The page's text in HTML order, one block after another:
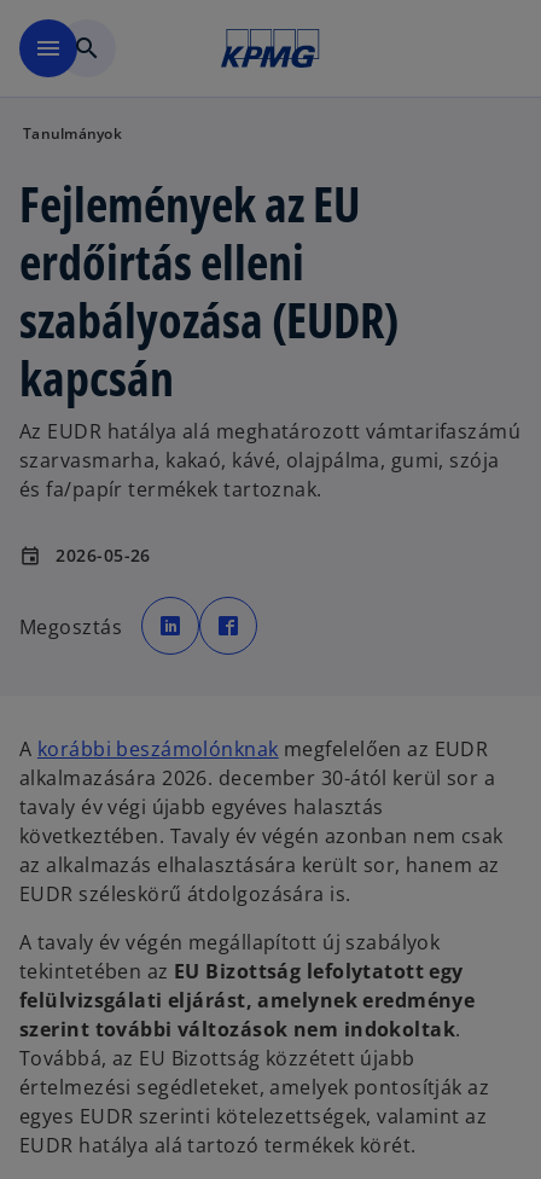
menu search
Tanulmányok
Fejlemények az EU
erdőirtás elleni
szabályozása (EUDR)
kapcsán
Az EUDR hatálya alá meghatározott vámtarifaszámú
szarvasmarha, kakaó, kávé, olajpálma, gumi, szója
és fa/papír termékek tartoznak.
event 2026-05-26
Megosztás
o
p
e
n
w
t
a
b
p
e
w
t
a
b
A korábbi beszámolónknak megfelelően az EUDR
alkalmazására 2026. december 30-ától kerül sor a
tavaly év végi újabb egyéves halasztás
következtében. Tavaly év végén azonban nem csak
az alkalmazás elhalasztására került sor, hanem az
EUDR széleskörű átdolgozására is.
A tavaly év végén megállapított új szabályok
tekintetében az EU Bizottság lefolytatott egy
felülvizsgálati eljárást, amelynek eredménye
szerint további változások nem indokoltak.
Továbbá, az EU Bizottság közzétett újabb
értelmezési segédleteket, amelyek pontosítják az
egyes EUDR szerinti kötelezettségek, valamint az
EUDR hatálya alá tartozó termékek körét.